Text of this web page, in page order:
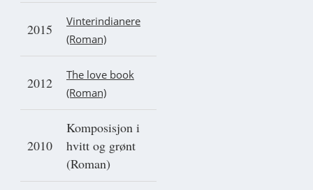
2015
Vinterindianere
(Roman)
2012
The love book
(Roman)
2010
Komposisjon i
hvitt og grønt
(Roman)